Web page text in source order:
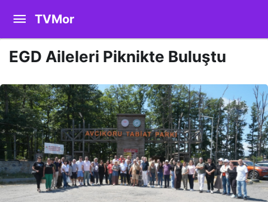
TVMor
EGD Aileleri Piknikte Buluştu